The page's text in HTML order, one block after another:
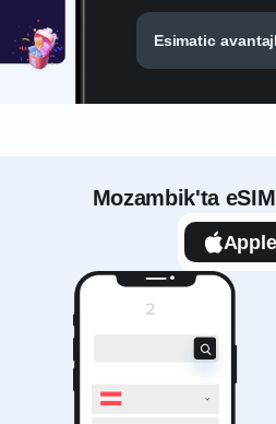
Esimatic
Mozambik'ta
Apple